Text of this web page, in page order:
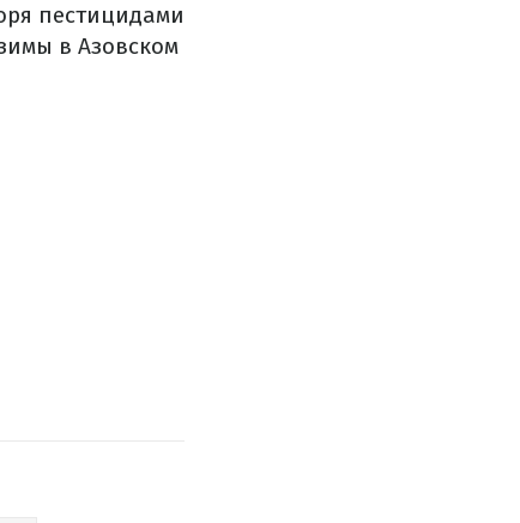
пестицидами
в Азовском